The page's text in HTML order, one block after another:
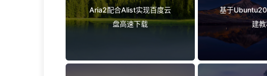
网络优化 Docker GitHub 开发工具